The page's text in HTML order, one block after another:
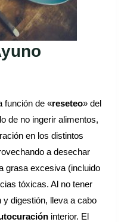
función de «reseteo» del
de no ingerir alimentos,
en los distintos
a desechar
grasa excesiva (incluido
tóxicas. Al no tener
y digestión, lleva a cabo
interior. El